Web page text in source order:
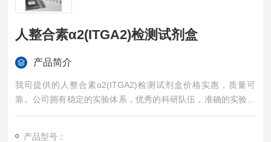
人整合素α2(ITGA2)检测试剂盒
产品简介
我司提供的人整合素α2(ITGA2)检测试剂盒价格实惠，质量可
靠。公司拥有稳定的实验体系，优秀的科研队伍，准确的实验结
果，是您值得信赖的合作伙伴，凡购买我司的试剂盒产品都可提
产品型号：